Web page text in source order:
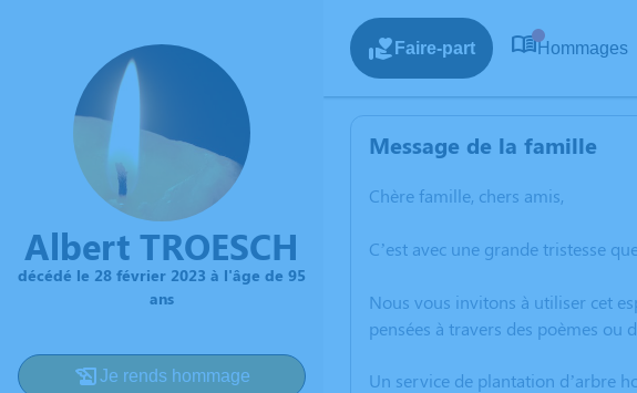
Albert TROESCH
décédé le 28 février 2023 à l'âge de 95
ans
Je rends hommage
Faire-part Hommages
Message de la famille
Chère famille, chers amis,
C’est avec une grande tristesse
Nous vous invitons à utiliser cet
pensées à travers des poèmes ou
Un service de plantation d’arbre